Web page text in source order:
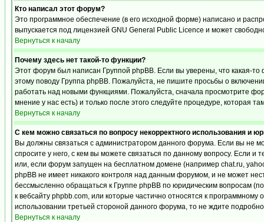
Кто написал этот форум?
Это программное обеспечение (в его исходной форме) написано и
выпускается под лицензией GNU General Public Licence и может
Вернуться к началу
Почему здесь нет такой-то функции?
Этот форум был написан Группой phpBB. Если вы уверены, что какая-
этому поводу Группа phpBB. Пожалуйста, не пишите просьбы о
работать над новыми функциями. Пожалуйста, сначала просмотрите
мнение у нас есть) и только после этого следуйте процедуре, которая
Вернуться к началу
С кем можно связаться по вопросу некорректного использования и
Вы должны связаться с администратором данного форума. Если вы не
спросите у него, с кем вы можете связаться по данному вопросу. Если
или, если форум запущен на бесплатном домене (например chat.ru,
phpBB не имеет никакого контроля над данным форумом, и не может
бессмысленно обращаться к Группе phpBB по юридическим вопросам
к вебсайту phpbb.com, или которые частично относятся к
использовании третьей стороной данного форума, то не ждите
Вернуться к началу